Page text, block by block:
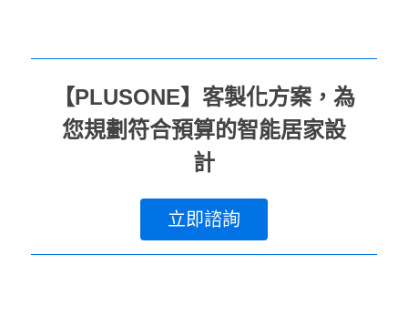
【PLUSONE】客製化方案，為
您規劃符合預算的智能居家設
計
立即諮詢